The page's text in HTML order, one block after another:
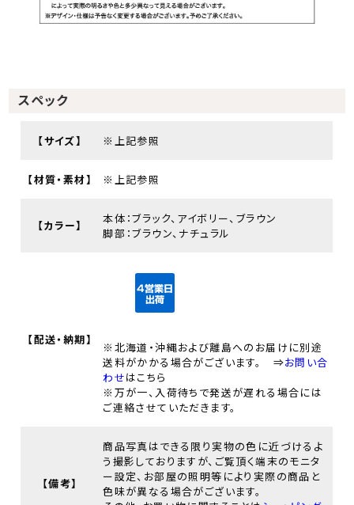
スペック
【サイズ】 ※上記参照
【材質・素材】 ※上記参照
【カラー】
本体：ブラック、アイボリー、ブラウン
脚部：ブラウン、ナチュラル
【配送・納期】
※北海道・沖縄および離島へのお届けに別途
送料がかかる場合がございます。 ⇒お問い合
わせはこちら
※万が一、入荷待ちで発送が遅れる場合には
ご連絡させていただきます。
【備考】
商品写真はできる限り実物の色に近づけるよ
う撮影しておりますが、ご覧頂く端末のモニタ
ー設定、お部屋の照明等により実際の商品と
色味が異なる場合がございます。